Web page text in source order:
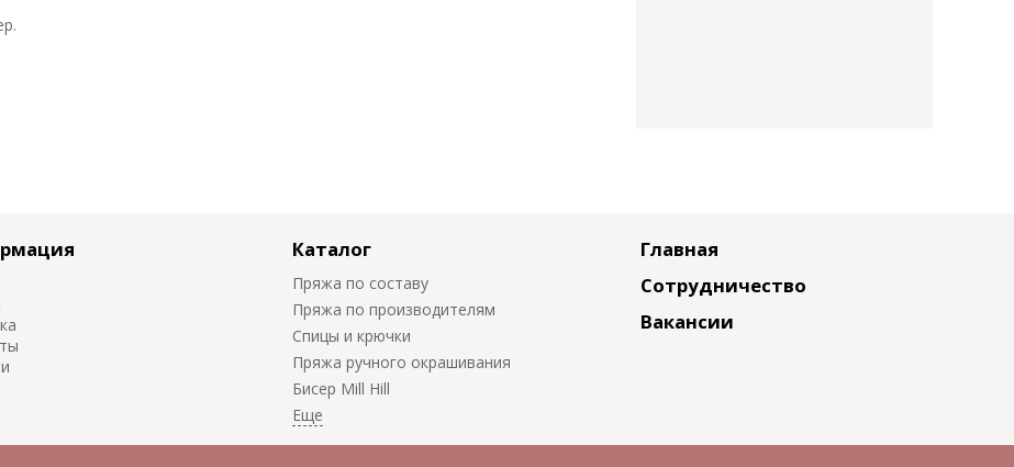
Каталог
Пряжа по составу
Пряжа по производителям
Спицы и крючки
Пряжа ручного окрашивания
Биcер Mill Hill
Главная
Сотрудничество
Вакансии